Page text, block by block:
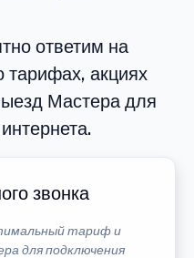
ответим на
тарифах, акциях
Мастера для
звонка
тариф и
для подключения